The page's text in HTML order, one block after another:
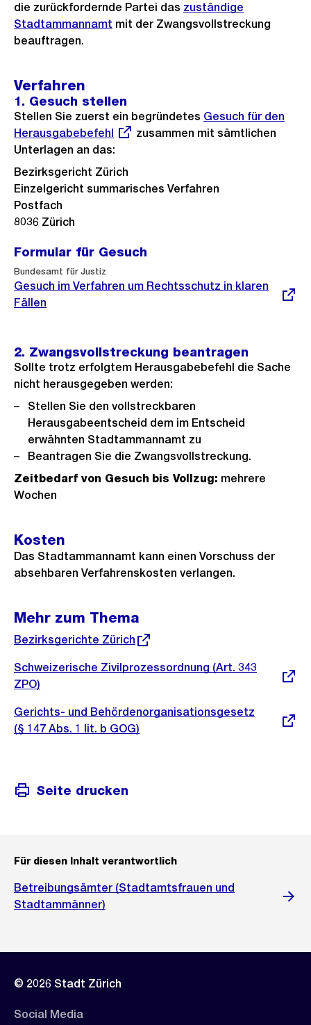
die zurückfordernde Partei das zuständige
Stadtammannamt mit der Zwangsvollstreckung
beauftragen.
Verfahren
1. Gesuch stellen
Stellen Sie zuerst ein begründetes Externer
Link:
Gesuch für den
Herausgabebefehl
zusammen mit sämtlichen
Unterlagen an das:
Bezirksgericht Zürich
Einzelgericht summarisches Verfahren
Postfach
8036 Zürich
Formular für Gesuch
Bundesamt für Justiz
Externer
Link:
Gesuch im Verfahren um Rechtsschutz in klaren
Fällen
2. Zwangsvollstreckung beantragen
Sollte trotz erfolgtem Herausgabebefehl die Sache
nicht herausgegeben werden:
Stellen Sie den vollstreckbaren
Herausgabeentscheid dem im Entscheid
erwähnten Stadtammannamt zu
Beantragen Sie die Zwangsvollstreckung.
Zeitbedarf von Gesuch bis Vollzug: mehrere
Wochen
Kosten
Das Stadtammannamt kann einen Vorschuss der
absehbaren Verfahrenskosten verlangen.
Mehr zum Thema
Externer
Bezirksgerichte Zürich
Externer
Link:
Schweizerische Zivilprozessordnung (Art. 343
ZPO)
Externer
Link:
Gerichts- und Behördenorganisationsgesetz
(§ 147 Abs. 1 lit. b GOG)
Seite drucken
Für diesen Inhalt verantwortlich
Betreibungsämter (Stadtamtsfrauen und
Stadtammänner)
© 2026 Stadt Zürich
Social Media